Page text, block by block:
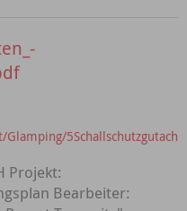
5Schallschutzgutach
Projekt:
Bearbeiter: